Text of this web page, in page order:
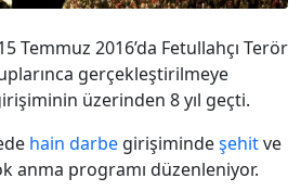
Temmuz 2016’da Fetullahçı Terör
gerçekleştirilmeye
üzerinden 8 yıl geçti.
hain darbe girişimindeşehitve
anma programı düzenleniyor.